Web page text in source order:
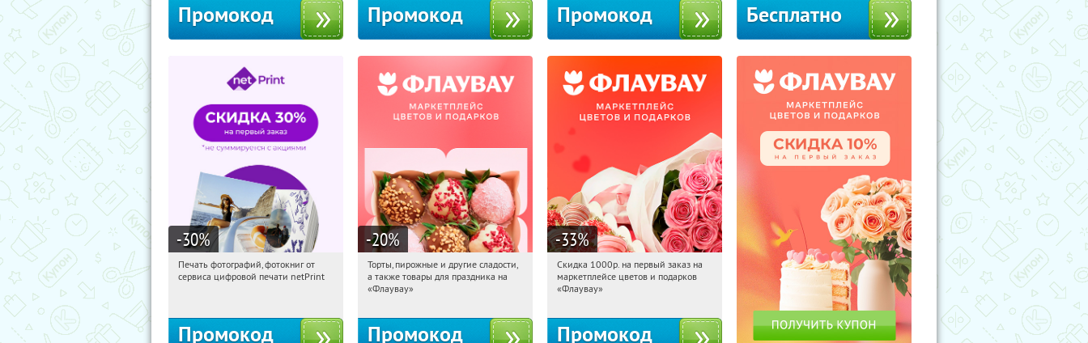
Промокод Промокод Промокод Бесплатно
-30%
08:16:29 Получили:
Печать фотографий, фотокниг от
сервиса цифровой печати netPrint
Промокод
-20%
08:16:29 Получили:
Россия
Торты, пирожные и другие сладости,
а также товары для праздника на
«Флаувау»
Промокод
-33%
08:16:29 Получили:
Россия
Скидка 1000р. на первый заказ на
маркетплейсе цветов и подарков
«Флаувау»
Промокод